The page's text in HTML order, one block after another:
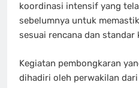
koordinasi intensif yang
sebelumnya untuk
sesuai rencana dan standar
Kegiatan pembongkaran
dihadiri oleh perwakilan